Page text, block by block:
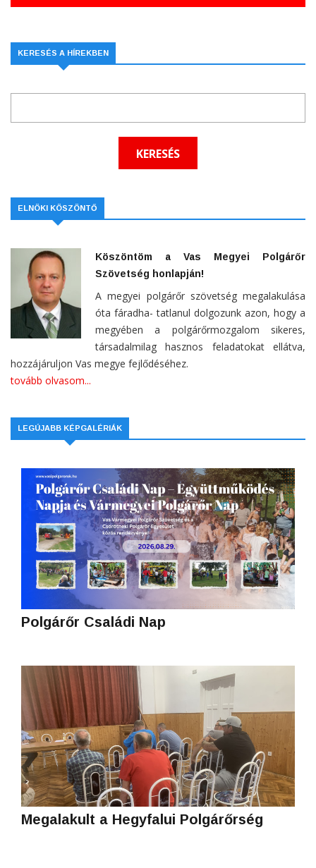
KERESÉS A HÍREKBEN
ELNÖKI KÖSZÖNTŐ
Köszöntöm a Vas Megyei Polgárőr
Szövetség honlapján!
A megyei polgárőr szövetség megalakulása
óta fáradha- tatlanul dolgozunk azon, hogy a
megyében a polgárőrmozgalom sikeres,
társadalmilag hasznos feladatokat ellátva,
hozzájáruljon Vas megye fejlődéséhez.
tovább olvasom...
LEGÚJABB KÉPGALÉRIÁK
Polgárőr Családi Nap
Megalakult a Hegyfalui Polgárőrség